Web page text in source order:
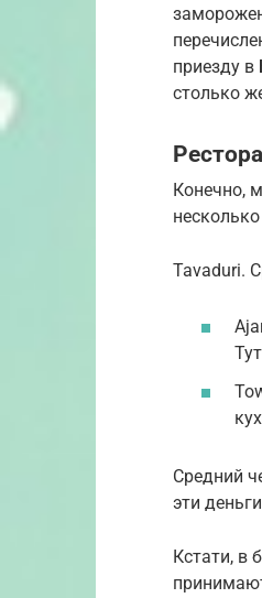
приезду в
столько
Конечно,
Tavaduri.
Средний
эти
Кстати, в